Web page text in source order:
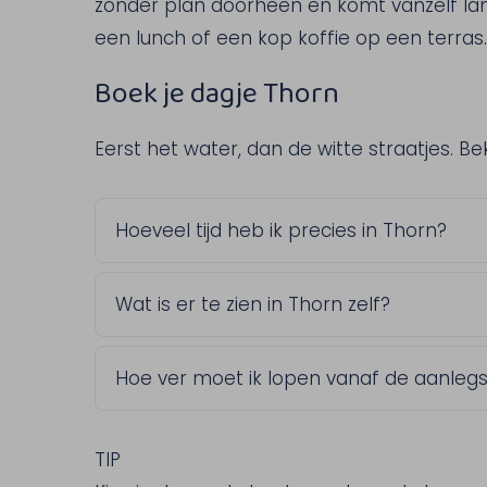
zonder plan doorheen en komt vanzelf
een lunch of een kop koffie op een
Boek je dagje Thorn
Eerst het water, dan de witte straatjes.
Hoeveel tijd heb ik precies in Thorn?
van een korte wandeling tot een
Wat is er te zien in Thorn zelf?
eeuw stamt. Ook een wandeling in het
Hoe ver moet ik lopen vanaf de
hebt dus geen lange wandeling nodig
TIP